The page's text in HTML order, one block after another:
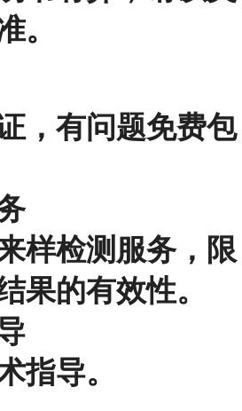
。
，有问题免费包
样检测服务，限
果的有效性。
指导。